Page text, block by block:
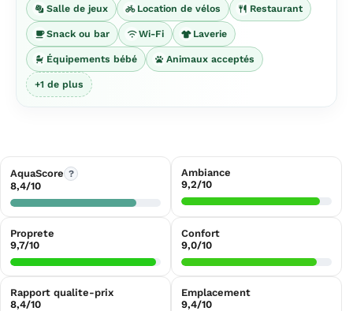
Salle de jeux Location de vélos Restaurant
Snack ou bar Wi-Fi Laverie
Équipements bébé Animaux acceptés
+1 de plus
AquaScore ?
8,4/10
Ambiance
9,2/10
Proprete
9,7/10
Confort
9,0/10
Rapport qualite-prix
8,4/10
Emplacement
9,4/10